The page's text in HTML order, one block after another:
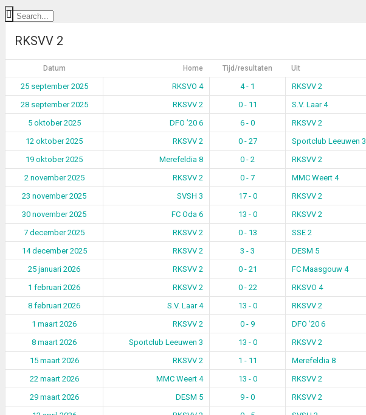
RKSVV 2
Datum Home Tijd/resultaten Uit
25 september 2025 RKSVO 4 4 - 1 RKSVV 2
28 september 2025
RKSVV 2 0 - 11 S.V. Laar 4
5 oktober 2025
DFO ’20 6 6 - 0 RKSVV 2
12 oktober 2025
RKSVV 2 0 - 27 Sportclub Leeuwen 3
19 oktober 2025
Merefeldia 8 0 - 2 RKSVV 2
2 november 2025
RKSVV 2 0 - 7 MMC Weert 4
23 november 2025
SVSH 3 17 - 0 RKSVV 2
30 november 2025
FC Oda 6 13 - 0 RKSVV 2
7 december 2025
RKSVV 2 0 - 13 SSE 2
14 december 2025
RKSVV 2 3 - 3 DESM 5
25 januari 2026
RKSVV 2 0 - 21 FC Maasgouw 4
1 februari 2026
RKSVV 2 0 - 22 RKSVO 4
8 februari 2026
S.V. Laar 4 13 - 0 RKSVV 2
1 maart 2026
RKSVV 2 0 - 9 DFO ’20 6
8 maart 2026
Sportclub Leeuwen 3 13 - 0 RKSVV 2
15 maart 2026
RKSVV 2 1 - 11 Merefeldia 8
22 maart 2026
MMC Weert 4 13 - 0 RKSVV 2
29 maart 2026
DESM 5 9 - 0 RKSVV 2